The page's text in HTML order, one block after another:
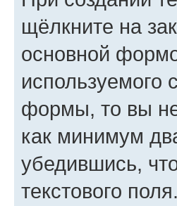
щёлкните на
основной
используемого
формы, то вы
как минимум
убедившись,
текстового